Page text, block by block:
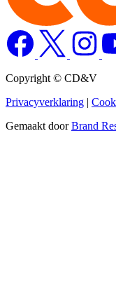
Copyright © CD&V
Privacyverklaring |
Gemaakt doorBrand